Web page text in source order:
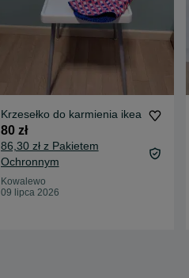
Krzesełko do karmienia ikea
80 zł
86,30 zł z Pakietem
Ochronnym
Kowalewo
09 lipca 2026